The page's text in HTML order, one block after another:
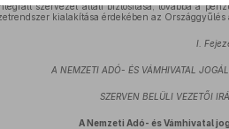
szervezet általi biztosítása, továbbá a
kialakítása érdekében az Országgyűlés
I.
A NEMZETI ADÓ- ÉS VÁMHIVATAL
SZERVEN BELÜLI VEZETŐI
A Nemzeti Adó- és Vámhivatal